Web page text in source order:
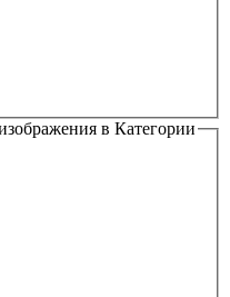
в Категории